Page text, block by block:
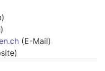
(E-Mail)